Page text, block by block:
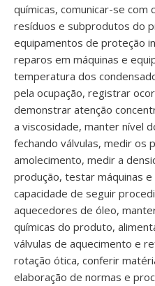
químicas, comunicar-se
resíduos e subprodutos do
equipamentos de proteção
reparos em máquinas e
temperatura dos
pela ocupação, registrar
demonstrar atenção
a viscosidade, manter nível
fechando válvulas, medir os
amolecimento, medir a
produção, testar máquinas
capacidade de seguir
aquecedores de óleo,
químicas do produto,
válvulas de aquecimento e
rotação ótica, conferir
elaboração de normas e